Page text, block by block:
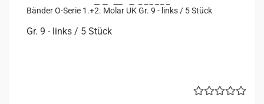
Bän­der O-​Serie 1.+2. Molar UK Gr. 9 - links / 5 Stück
Gr. 9 - links / 5 Stück